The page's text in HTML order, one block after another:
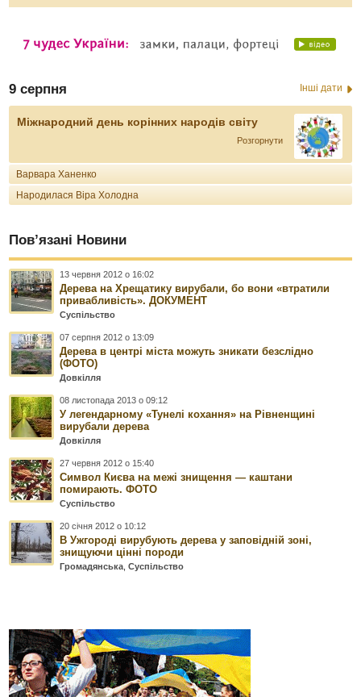
9 серпня Інші дати
Міжнародний день корінних народів світу
Розгорнути
Варвара Ханенко
Народилася Віра Холодна
Пов’язані Новини
13 червня 2012 о 16:02
Дерева на Хрещатику вирубали, бо вони «втратили
привабливість». ДОКУМЕНТ
Суспільство
07 серпня 2012 о 13:09
Дерева в центрі міста можуть зникати безслідно
(ФОТО)
Довкілля
08 листопада 2013 о 09:12
У легендарному «Тунелі кохання» на Рівненщині
вирубали дерева
Довкілля
27 червня 2012 о 15:40
Символ Києва на межі знищення — каштани
помирають. ФОТО
Суспільство
20 січня 2012 о 10:12
В Ужгороді вирубують дерева у заповідній зоні,
знищуючи цінні породи
Громадянська ,Суспільство